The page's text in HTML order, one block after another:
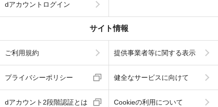
dアカウントログイン
サイト情報
ご利用規約 提供事業者等に関する表示
プライバシーポリシー 健全なサービスに向けて
dアカウント2段階認証とは Cookieの利用について